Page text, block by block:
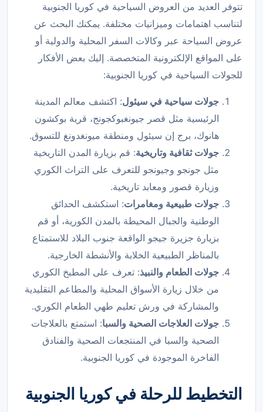
تتوفر العديد من العروض السياحية في كوريا الجنوبية
لتناسب اهتمامات وميزانيات مختلفة. يمكنك البحث عن
عروض السياحة عبر وكالات السفر المحلية والدولية أو
على المواقع الإلكترونية المتخصصة. إليك بعض الأفكار
للجولات السياحية في كوريا الجنوبية:
جولات سياحية في سيئول: اكتشف معالم المدينة
الرئيسية مثل قصر جيونغبوكجونج، قرية بوكشون
هانوك، برج إن سيئول ومنطقة ميونغدونغ للتسوق.
جولات ثقافية وتاريخية: قم بزيارة المدن التاريخية
مثل جونجو وجيونجو للتعرف على التراث الكوري
وزيارة قصور ومعابد تاريخية.
جولات طبيعية ومغامرات: استكشف الحدائق
الوطنية والجبال المحيطة بالمدن الكورية، أو قم
بزيارة جزيرة جيجو الواقعة جنوب البلاد للاستمتاع
بالمناظر الطبيعية الخلابة والأنشطة الخارجية.
جولات الطعام والنبيذ: تعرف على المطبخ الكوري
من خلال زيارة الأسواق المحلية والمطاعم التقليدية
والمشاركة في ورش تعليم طهي الطعام الكوري.
جولات العلاجات الصحية والسبا: استمتع بالعلاجات
الصحية والسبا في المنتجعات الصحية والفنادق
الفاخرة الموجودة في كوريا الجنوبية.
التخطيط للرحلة في كوريا الجنوبية